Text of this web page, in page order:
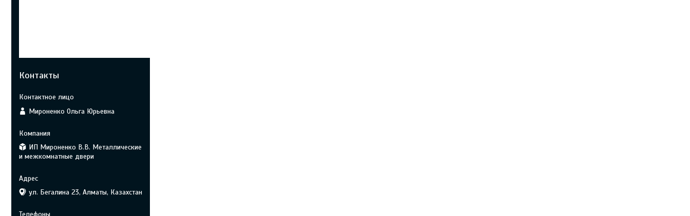
Контакты
Мироненко Ольга Юрьевна
ИП Мироненко В.В. Металлические
и межкомнатные двери
ул. Бегалина 23, Алматы, Казахстан